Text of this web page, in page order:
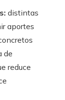
distintas
aportes
de
reduce